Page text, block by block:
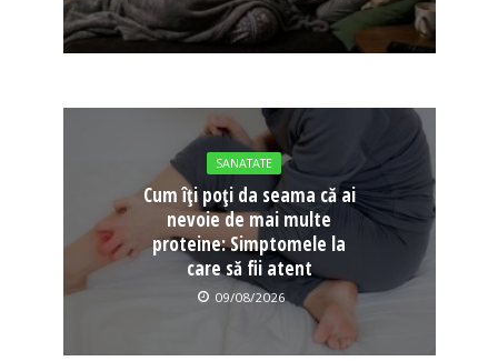
SANATATE
Cum îți poți da seama că ai
nevoie de mai multe
proteine: Simptomele la
care să fii atent
09/08/2026